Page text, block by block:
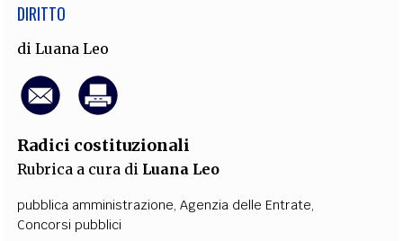
DIRITTO
diLuana Leo
Radici costituzionali
Rubrica a cura di Luana Leo
pubblica amministrazione,Agenzia delle Entrate,
Concorsi pubblici